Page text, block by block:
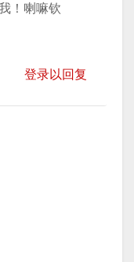
！喇嘛钦
登录以回复